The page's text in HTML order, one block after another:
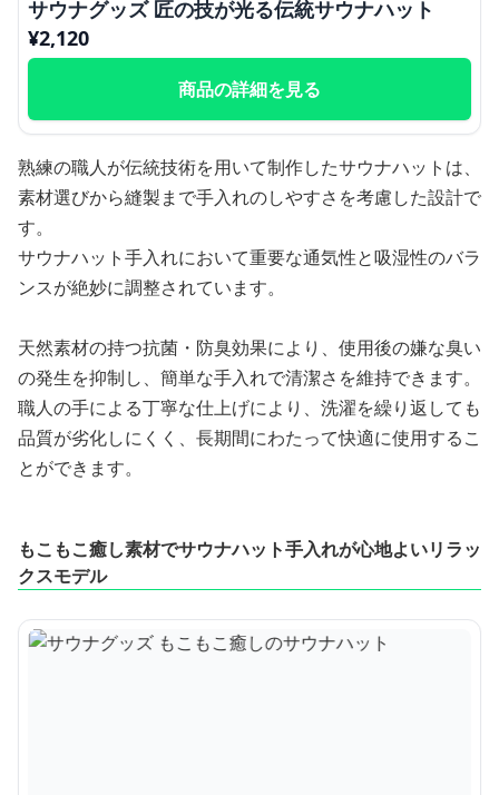
サウナグッズ 匠の技が光る伝統サウナハット
¥2,120
商品の詳細を見る
熟練の職人が伝統技術を用いて制作したサウナハットは、
素材選びから縫製まで手入れのしやすさを考慮した設計で
す。
サウナハット手入れにおいて重要な通気性と吸湿性のバラ
ンスが絶妙に調整されています。
天然素材の持つ抗菌・防臭効果により、使用後の嫌な臭い
の発生を抑制し、簡単な手入れで清潔さを維持できます。
職人の手による丁寧な仕上げにより、洗濯を繰り返しても
品質が劣化しにくく、長期間にわたって快適に使用するこ
とができます。
もこもこ癒し素材でサウナハット手入れが心地よいリラッ
クスモデル